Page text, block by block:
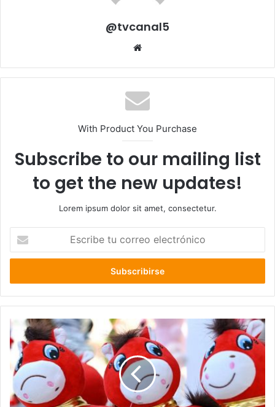
@tvcanal5
With Product You Purchase
Subscribe to our mailing list
to get the new updates!
Lorem ipsum dolor sit amet, consectetur.
correo
“Caballo
Llorón”:
un
error
fábrica